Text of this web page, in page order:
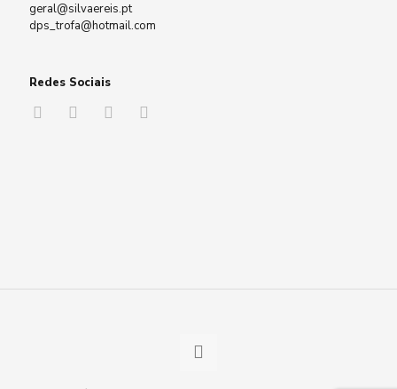
geral@silvaereis.pt
dps_trofa@hotmail.com
Redes Sociais